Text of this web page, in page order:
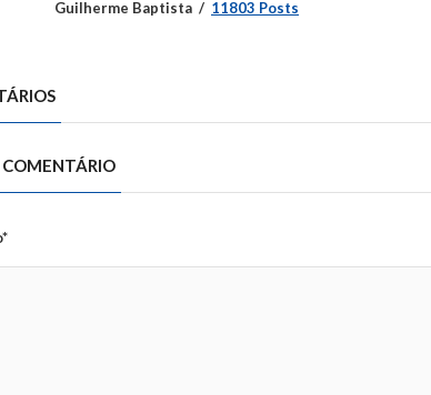
Guilherme Baptista 11803 Posts